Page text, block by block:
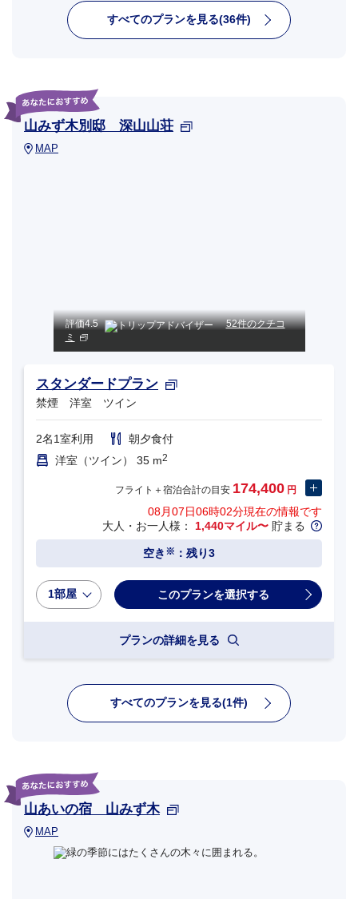
すべてのプランを見る(36件)
山みず木別邸 深山山荘
MAP
評価4.5
52件のクチコ
ミ
スタンダードプラン
禁煙 洋室 ツイン
2名1室利用
朝夕食付
洋室（ツイン） 35 m2
フライト＋宿泊合計の目安 174,400 円
08月07日06時02分現在の情報です
大人・お一人様： 1,440マイル〜 貯まる
空き ※ ：残り3
1部屋
プランの詳細を見る
すべてのプランを見る(1件)
山あいの宿 山みず木
MAP